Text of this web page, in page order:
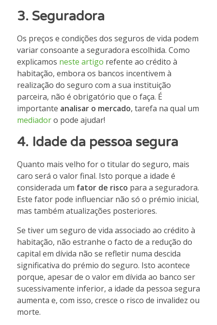
3. Seguradora
Os preços e condições dos seguros de vida podem
variar consoante a seguradora escolhida. Como
explicamos neste artigo refente ao crédito à
habitação, embora os bancos incentivem à
realização do seguro com a sua instituição
parceira, não é obrigatório que o faça. É
importante analisar o mercado, tarefa na qual um
mediadoro pode ajudar!
4. Idade da pessoa segura
Quanto mais velho for o titular do seguro, mais
caro será o valor final. Isto porque a idade é
considerada um fator de risco para a seguradora.
Este fator pode influenciar não só o prémio inicial,
mas também atualizações posteriores.
Se tiver um seguro de vida associado ao crédito à
habitação, não estranhe o facto de a redução do
capital em dívida não se refletir numa descida
significativa do prémio do seguro. Isto acontece
porque, apesar de o valor em dívida ao banco ser
sucessivamente inferior, a idade da pessoa segura
aumenta e, com isso, cresce o risco de invalidez ou
morte.